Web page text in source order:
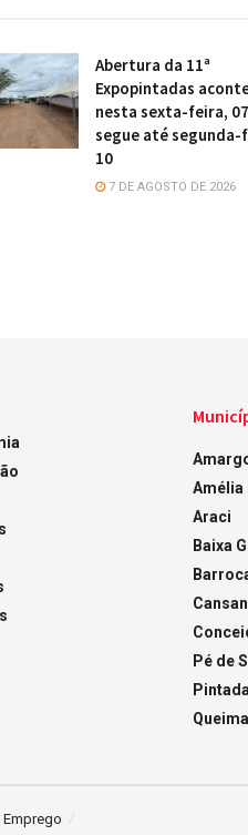
Abertura da 11ª
Expopintadas
nesta sexta-feira,
segue até segunda-
10
7 DE AGOSTO DE 2026
Amélia
Araci
Baixa
Pé de